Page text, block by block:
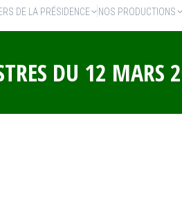
DE LA PRÉSIDENCE NOS PRODUCTIONS
DU 12 MARS